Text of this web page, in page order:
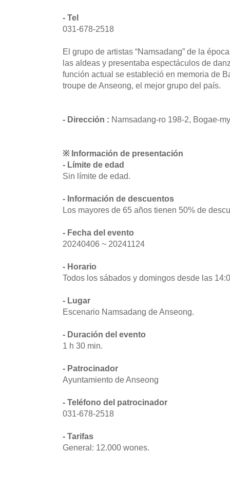
- Tel
031-678-2518
El grupo de artistas “Namsadang” de la
las aldeas y presentaba espectáculos de
función actual se estableció en memoria de
troupe de Anseong, el mejor grupo del país.
- Dirección : Namsadang-ro 198-2, Bogae-
※ Información de presentación
- Límite de edad
Sin límite de edad.
- Información de descuentos
Los mayores de 65 años tienen 50% de
- Fecha del evento
20240406 ~ 20241124
- Horario
Todos los sábados y domingos desde las
- Lugar
Escenario Namsadang de Anseong.
- Duración del evento
1 h 30 min.
- Patrocinador
Ayuntamiento de Anseong
- Teléfono del patrocinador
031-678-2518
- Tarifas
General: 12.000 wones.